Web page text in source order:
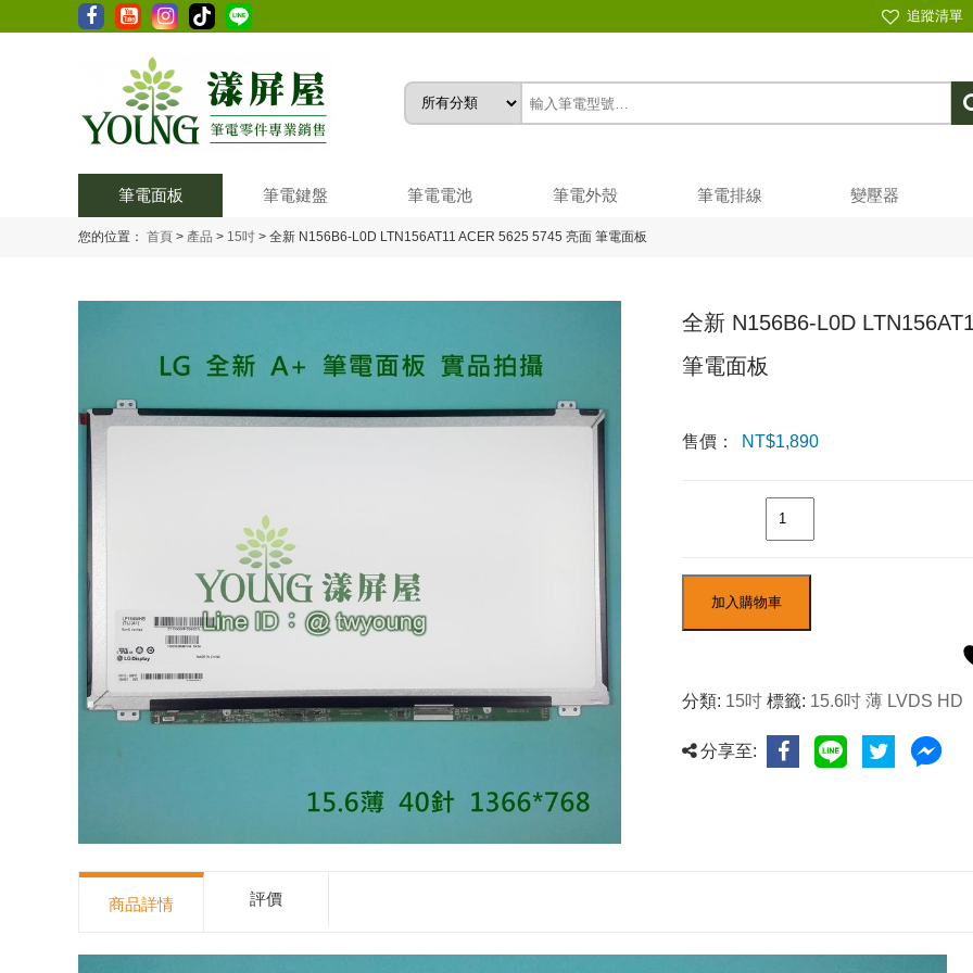
追蹤清單
筆電面板 筆電鍵盤 筆電電池 筆電外殼 筆電排線 變壓器
您的位置： 首頁 > 產品 > 15吋 > 全新 N156B6-L0D LTN156AT11 ACER 5625 5745 亮面 筆電面板
全新 N156B6-L0D
筆電面板
售價： NT$1,890
加入購物車
分類: 15吋 標籤: 15.6吋 薄 LVDS HD
分享至:
商品詳情 評價